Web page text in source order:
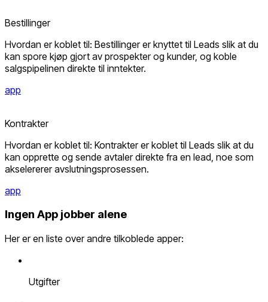
Bestillinger
Hvordan er koblet til: Bestillinger er knyttet til Leads slik at du
kan spore kjøp gjort av prospekter og kunder, og koble
salgspipelinen direkte til inntekter.
app
Kontrakter
Hvordan er koblet til: Kontrakter er koblet til Leads slik at du
kan opprette og sende avtaler direkte fra en lead, noe som
akselererer avslutningsprosessen.
app
Ingen App jobber alene
Her er en liste over andre tilkoblede apper:
Utgifter